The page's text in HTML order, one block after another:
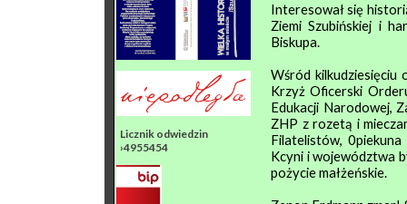
Licznik odwiedzin
›4955454
Interesował się
Ziemi Szubińskiej i
Biskupa.
Wśród kilkudziesięciu
Krzyż Oficerski
Edukacji Narodowej,
ZHP z rozetą i
Filatelistów, 0piekuna
Kcyni i województwa
pożycie małżeńskie.